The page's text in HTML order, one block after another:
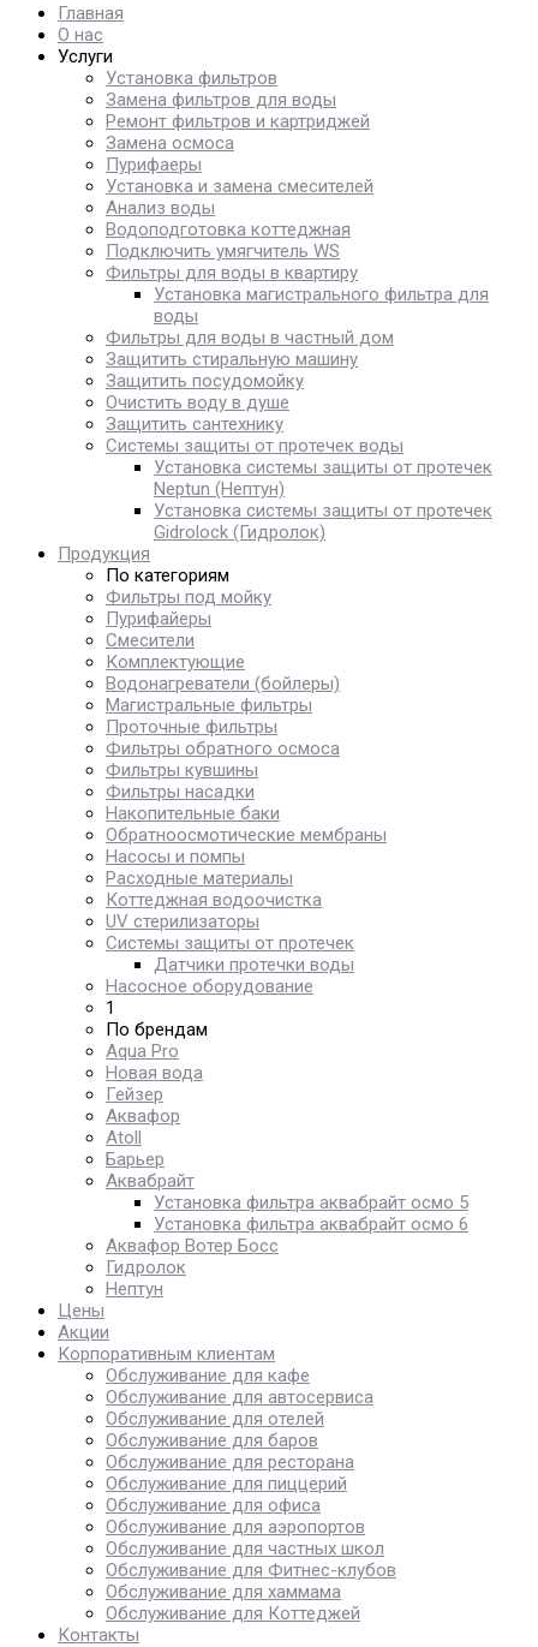
Главная
О нас
Услуги
Установка фильтров
Замена фильтров для воды
Ремонт фильтров и картриджей
Замена осмоса
Пурифаеры
Установка и замена смесителей
Анализ воды
Водоподготовка коттеджная
Подключить умягчитель WS
Фильтры для воды в квартиру
Установка магистрального фильтра для
воды
Фильтры для воды в частный дом
Защитить стиральную машину
Защитить посудомойку
Очистить воду в душе
Защитить сантехнику
Системы защиты от протечек воды
Установка системы защиты от протечек
Neptun (Нептун)
Установка системы защиты от протечек
Gidrolock (Гидролок)
Продукция
По категориям
Фильтры под мойку
Пурифайеры
Смесители
Комплектующие
Водонагреватели (бойлеры)
Магистральные фильтры
Проточные фильтры
Фильтры обратного осмоса
Фильтры кувшины
Фильтры насадки
Накопительные баки
Обратноосмотические мембраны
Насосы и помпы
Расходные материалы
Коттеджная водоочистка
UV стерилизаторы
Системы защиты от протечек
Датчики протечки воды
Насосное оборудование
1
По брендам
Aqua Pro
Новая вода
Гейзер
Аквафор
Atoll
Барьер
Аквабрайт
Установка фильтра аквабрайт осмо 5
Установка фильтра аквабрайт осмо 6
Аквафор Вотер Босс
Гидролок
Нептун
Цены
Акции
Корпоративным клиентам
Обслуживание для кафе
Обслуживание для автосервиса
Обслуживание для отелей
Обслуживание для баров
Обслуживание для ресторана
Обслуживание для пиццерий
Обслуживание для офиса
Обслуживание для аэропортов
Обслуживание для частных школ
Обслуживание для Фитнес-клубов
Обслуживание для хаммама
Обслуживание для Коттеджей
Контакты